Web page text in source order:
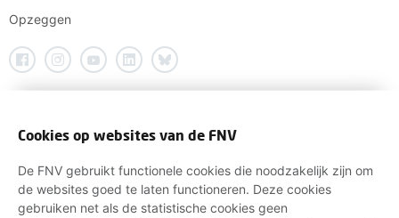
Opzeggen
Cookies op websites van de FNV
De FNV gebruikt functionele cookies die noodzakelijk zijn om
de websites goed te laten functioneren. Deze cookies
gebruiken net als de statistische cookies geen